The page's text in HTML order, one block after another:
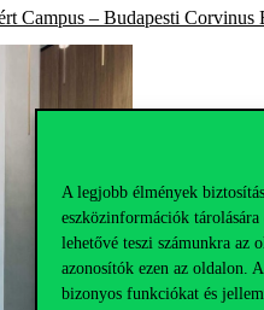
A legjobb élmények
eszközinformációk
lehetővé teszi számunkra az
azonosítók ezen az oldalon.
bizonyos funkciókat és
Campus – Budapesti Corvinus